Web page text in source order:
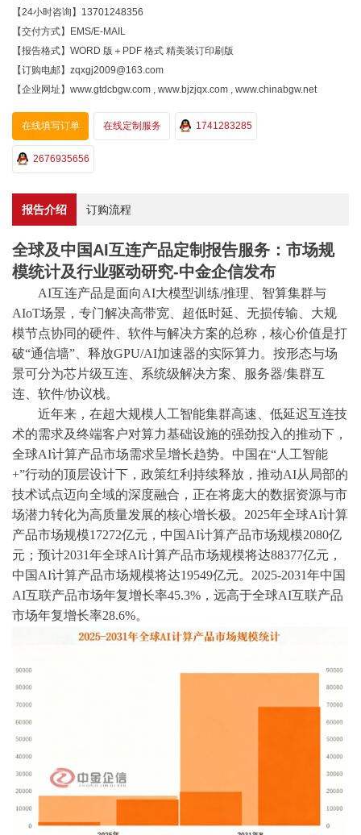
【24小时咨询】13701248356
【交付方式】EMS/E-MAIL
【报告格式】WORD 版＋PDF 格式 精美装订印刷版
【订购电邮】zqxgj2009@163.com
【企业网址】www.gtdcbgw.com , www.bjzjqx.com , www.chinabgw.net
在线填写订单 在线定制服务 1741283285
2676935656
报告介绍 订购流程
全球及中国AI互连产品定制报告服务：市场规
模统计及行业驱动研究-中金企信发布
AI互连产品是面向AI大模型训练/推理、智算集群与
AIoT场景，专门解决高带宽、超低时延、无损传输、大规
模节点协同的硬件、软件与解决方案的总称，核心价值是打
破“通信墙”、释放GPU/AI加速器的实际算力。按形态与场
景可分为芯片级互连、系统级解决方案、服务器/集群互
连、软件/协议栈。
近年来，在超大规模人工智能集群高速、低延迟互连技
术的需求及终端客户对算力基础设施的强劲投入的推动下，
全球AI计算产品市场需求呈增长趋势。中国在“人工智能
+”行动的顶层设计下，政策红利持续释放，推动AI从局部的
技术试点迈向全域的深度融合，正在将庞大的数据资源与市
场潜力转化为高质量发展的核心增长极。2025年全球AI计算
产品市场规模17272亿元，中国AI计算产品市场规模2080亿
元；预计2031年全球AI计算产品市场规模将达88377亿元，
中国AI计算产品市场规模将达19549亿元。2025-2031年中国
AI互联产品市场年复增长率45.3%，远高于全球AI互联产品
市场年复增长率28.6%。